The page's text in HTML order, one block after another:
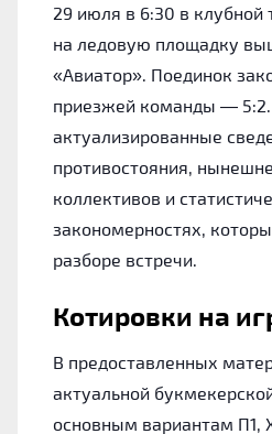
29 июля в 6:30 в клубной
на ледовую площадку
«Авиатор». Поединок
приезжей команды —
актуализированные
противостояния,
коллективов и
закономерностях,
разборе встречи.
Котировки на
В предоставленных
актуальной
основным вариантам П1,